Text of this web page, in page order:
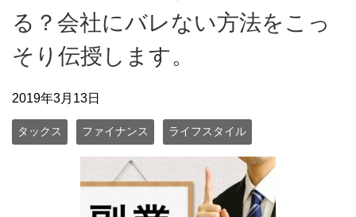
る？会社にバレない方法をこっ
そり伝授します。
2019年3月13日
タックス ファイナンス ライフスタイル